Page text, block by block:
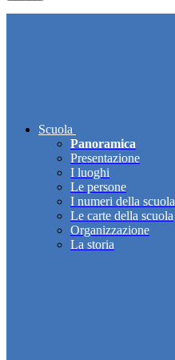
Scuola
Panoramica
Presentazione
I luoghi
Le persone
I numeri della scuola
Le carte della scuola
Organizzazione
La storia